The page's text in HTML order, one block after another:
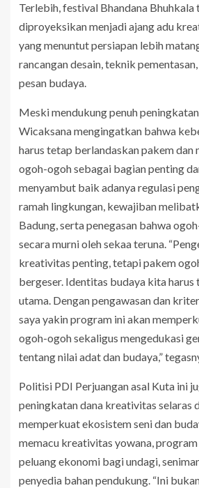
Terlebih, festival Bhandana Bhuhkala
diproyeksikan menjadi ajang adu
yang menuntut persiapan lebih
rancangan desain, teknik
pesan budaya.
Meski mendukung penuh
Wicaksana mengingatkan bahwa
harus tetap berlandaskan pakem
ogoh-ogoh sebagai bagian penting
menyambut baik adanya regulasi
ramah lingkungan, kewajiban
Badung, serta penegasan bahwa
secara murni oleh sekaa teruna.
kreativitas penting, tetapi pakem
bergeser. Identitas budaya kita harus
utama. Dengan pengawasan dan
saya yakin program ini akan
ogoh-ogoh sekaligus mengedukasi
tentang nilai adat dan budaya,”
Politisi PDI Perjuangan asal Kuta ini
peningkatan dana kreativitas selaras
memperkuat ekosistem seni dan
memacu kreativitas yowana,
peluang ekonomi bagi undagi,
penyedia bahan pendukung. “Ini